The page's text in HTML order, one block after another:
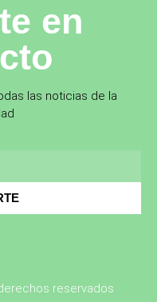
en
las noticias de la
reservados